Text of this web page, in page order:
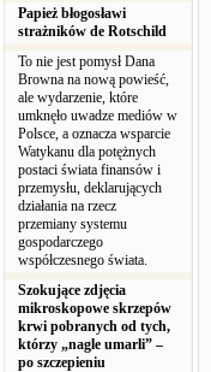
Papież błogosławi
strażników de Rotschild
To nie jest pomysł Dana
Browna na nową powieść,
ale wydarzenie, które
umknęło uwadze mediów w
Polsce, a oznacza wsparcie
Watykanu dla potężnych
postaci świata finansów i
przemysłu, deklarujących
działania na rzecz
przemiany systemu
gospodarczego
współczesnego świata.
Szokujące zdjęcia
mikroskopowe skrzepów
krwi pobranych od tych,
którzy „nagle umarli” –
po szczepieniu